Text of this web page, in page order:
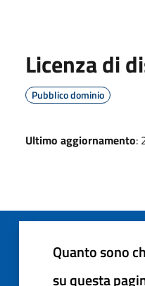
Licenza di
Pubblico dominio
Ultimo aggiornamento:
Quanto sono
su questa